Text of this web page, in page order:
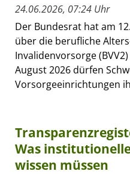
24.06.2026, 07:24 Uhr
Der Bundesrat hat am
über die berufliche
Invalidenvorsorge
August 2026 dürfen
Vorsorgeeinrichtungen
Was
wissen müssen